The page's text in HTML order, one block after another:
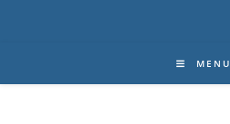
MENU